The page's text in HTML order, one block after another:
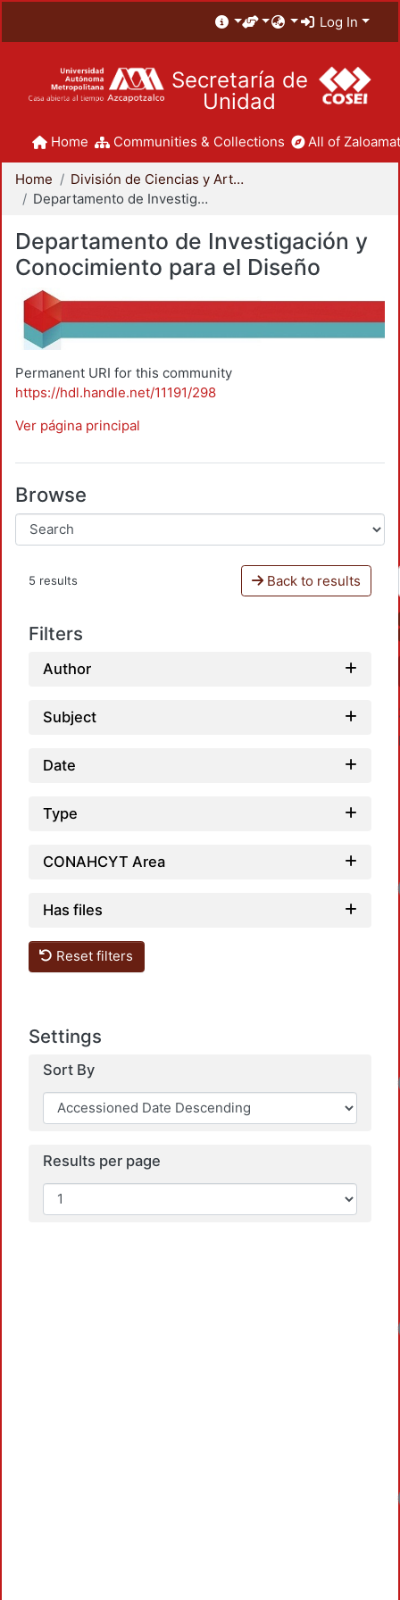
Log In
Secretaría de
Unidad
Home Communities & Collections All of
Home
División de Ciencias y Artes para el Diseño
Departamento de Investigación y Conocimiento para el Diseño
Departamento de Investigación y
Conocimiento para el Diseño
Permanent URI for this community
https://hdl.handle.net/11191/298
Ver página principal
Browse
5 results Back to results
Filters
Author
Subject
Date
Type
CONAHCYT Area
Has files
Reset filters
Settings
Sort By
Results per page